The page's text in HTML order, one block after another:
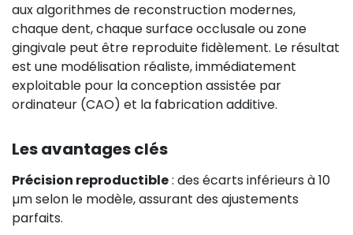
aux algorithmes de reconstruction modernes,
chaque dent, chaque surface occlusale ou zone
gingivale peut être reproduite fidèlement. Le résultat
est une modélisation réaliste, immédiatement
exploitable pour la conception assistée par
ordinateur (CAO) et la fabrication additive.
Les avantages clés
Précision reproductible: des écarts inférieurs à 10
µm selon le modèle, assurant des ajustements
parfaits.